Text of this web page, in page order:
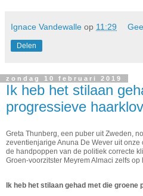
Ignace Vandewalle op 11:29
Delen
zondag 10 februari 2019
Ik heb het stilaan
progressieve
Greta Thunberg, een puber uit Zweden,
zeventienjarige Anuna De Wever uit
de handpoppen van de politiek correcte
Groen-voorzitster Meyrem Almaci zelfs op
Ik heb het stilaan gehad met die